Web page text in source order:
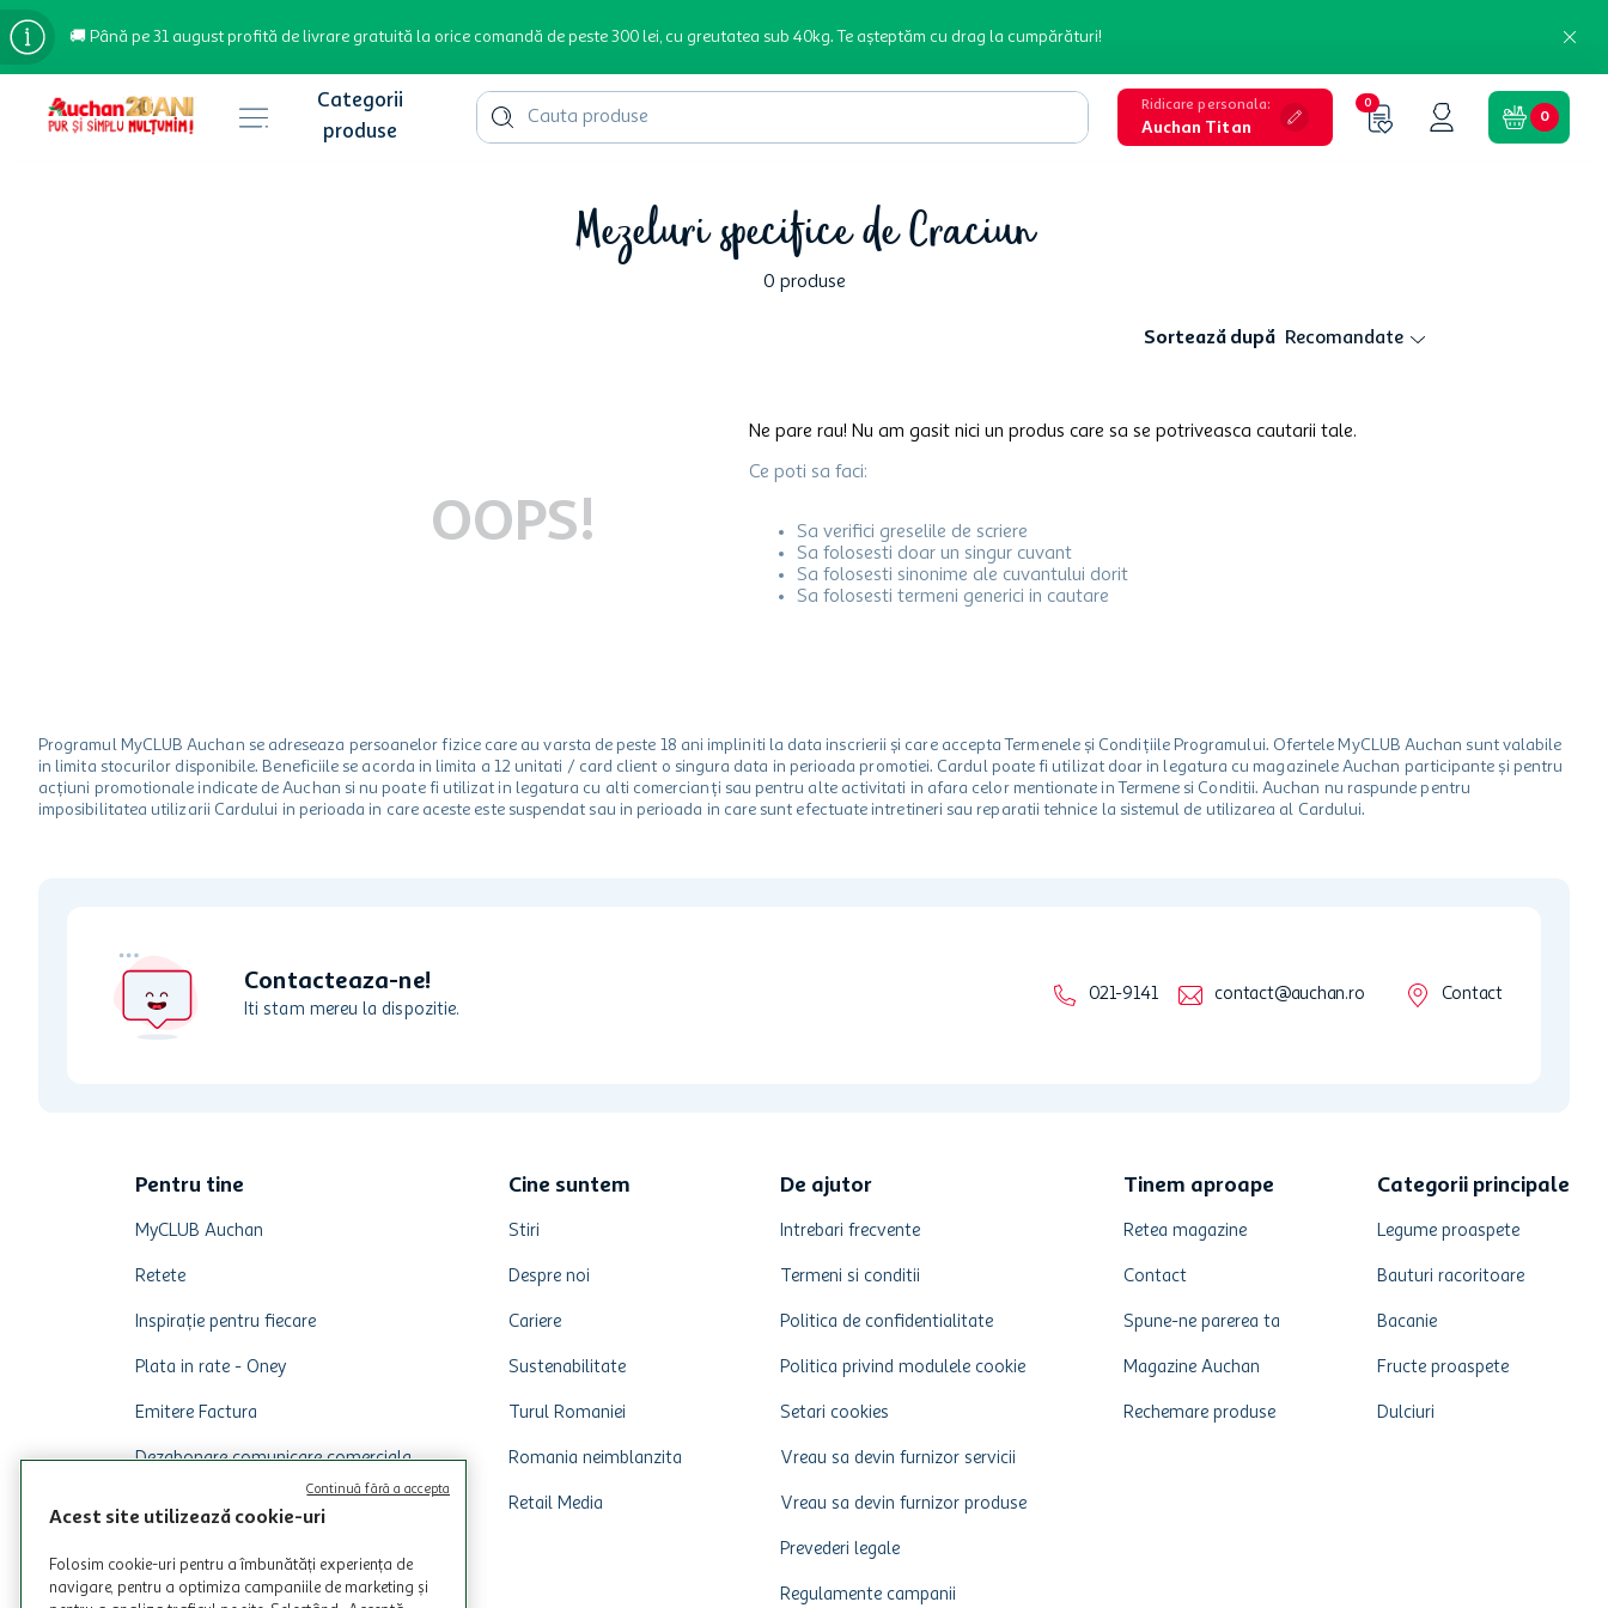
🚚 Până pe 31 august profită de livrare gratuită la orice comandă de peste 300 lei, cu greutatea sub 40kg. Te așteptăm cu drag la cumpărături!
Cauta produse Ridicare personala:
Auchan Titan
0
0
Mezeluri specifice de Craciun
0 produse
Sortează după Recomandate
OOPS!
Ne pare rau! Nu am gasit nici un produs care sa se potriveasca cautarii tale.
Ce poti sa faci:
Sa verifici greselile de scriere
Sa folosesti doar un singur cuvant
Sa folosesti sinonime ale cuvantului dorit
Sa folosesti termeni generici in cautare
Programul MyCLUB Auchan se adreseaza persoanelor fizice care au varsta de peste 18 ani impliniti la data inscrierii și care accepta Termenele și Condițiile Programului. Ofertele MyCLUB Auchan sunt valabile
in limita stocurilor disponibile. Beneficiile se acorda in limita a 12 unitati / card client o singura data in perioada promotiei. Cardul poate fi utilizat doar in legatura cu magazinele Auchan participante și pentru
acțiuni promotionale indicate de Auchan si nu poate fi utilizat in legatura cu alti comercianți sau pentru alte activitati in afara celor mentionate in Termene si Conditii. Auchan nu raspunde pentru
imposibilitatea utilizarii Cardului in perioada in care aceste este suspendat sau in perioada in care sunt efectuate intretineri sau reparatii tehnice la sistemul de utilizarea al Cardului.
Contacteaza-ne!
Iti stam mereu la dispozitie.
021-9141 contact@auchan.ro Contact
Pentru tine
MyCLUB Auchan
Retete
Inspirație pentru fiecare
Plata in rate - Oney
Emitere Factura
Dezabonare comunicare comerciala
Cine suntem
Stiri
Despre noi
Cariere
Sustenabilitate
Turul Romaniei
Romania neimblanzita
Retail Media
De ajutor
Intrebari frecvente
Termeni si conditii
Politica de confidentialitate
Politica privind modulele cookie
Setari cookies
Vreau sa devin furnizor servicii
Vreau sa devin furnizor produse
Prevederi legale
Regulamente campanii
Tinem aproape
Retea magazine
Contact
Spune-ne parerea ta
Magazine Auchan
Rechemare produse
Categorii principale
Legume proaspete
Bauturi racoritoare
Bacanie
Fructe proaspete
Dulciuri
Acest site utilizează cookie-uri
Folosim cookie-uri pentru a îmbunătăți experiența de
navigare, pentru a optimiza campaniile de marketing și
Continuă fără a accepta